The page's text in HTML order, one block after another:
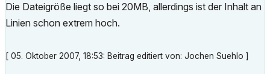
Die Dateigröße liegt so bei 20MB, allerdings ist der Inhalt an
Linien schon extrem hoch.
[ 05. Oktober 2007, 18:53: Beitrag editiert von: Jochen Suehlo ]